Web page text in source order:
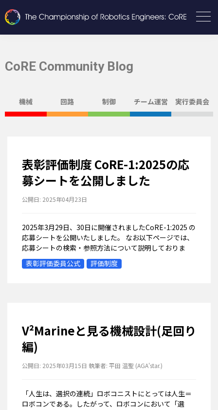
CoRE Community Blog
機械 回路 制御 チーム運営 実行委員会
表彰評価制度 CoRE-1:2025の応
募シートを公開しました
公開日: 2025年04月23日
2025年3月29日、30日に開催されましたCoRE-1:2025 の
応募シートを公開いたしました。 なお以下ページでは、
応募シートの検索・参照方法について説明しておりま
す。こちらも合わせてご確認ください。https:...
表彰評価委員公式 評価制度
V²Marineと見る機械設計(足回り
編)
公開日: 2025年03月15日 執筆者: 平田 温聖 (AGA'star.)
「人生は、選択の連続」ロボコニストにとっては人生＝
ロボコンである。したがって、ロボコンにおいて「選